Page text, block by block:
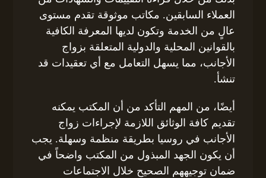
العملاء السابقين. مكاتب موثوقة تقدم مستوى
عالٍ من الخدمة وتكون لديها المعرفة الكافية
بالقوانين المحلية والدولية المتعلقة بزواج
الأجانب، مما يسهل التعامل مع أي تعقيدات قد
تنشأ.
أيضًا، من المهم التأكد من أن المكتب يمكنه
تقديم كافة الوثائق اللازمة لإجراءات زواج
الأجانب في روسيا بطريقة منظمة وسهلة. يجب
أن يكون الجهد المبذول من المكتب واضحاً في
ضمان توجيههم الصحيح خلال الاجتماعات